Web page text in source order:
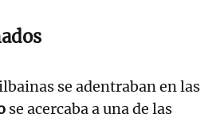
se adentraban en las
se acercaba a una de las